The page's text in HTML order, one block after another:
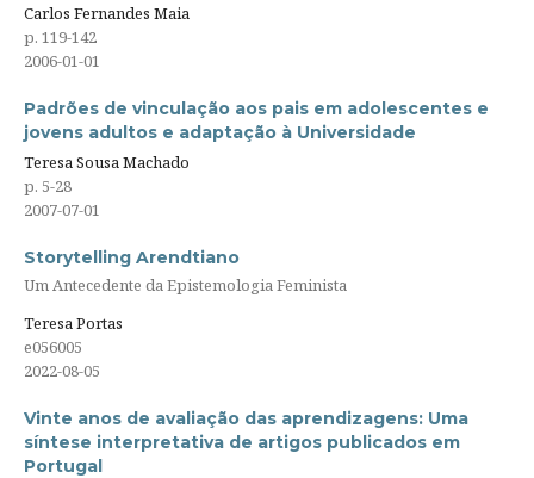
Carlos Fernandes Maia
p. 119-142
2006-01-01
Padrões de vinculação aos pais em adolescentes e
jovens adultos e adaptação à Universidade
Teresa Sousa Machado
p. 5-28
2007-07-01
Storytelling Arendtiano
Um Antecedente da Epistemologia Feminista
Teresa Portas
e056005
2022-08-05
Vinte anos de avaliação das aprendizagens: Uma
síntese interpretativa de artigos publicados em
Portugal